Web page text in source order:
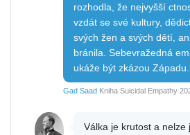
rozhodla, že nejvyšší
vzdát se své kultury,
svých žen a svých dětí,
bránila. Sebevražedná
ukáže být zkázou Západu.
Gad Saad Kniha Suicidal Empathy
Válka je krutost a nelze